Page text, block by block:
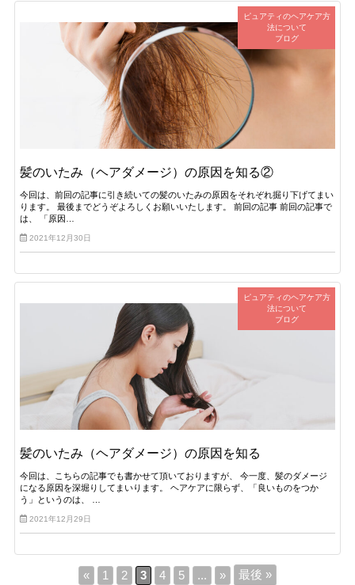
ピュアティのヘアケア方
法について
ブログ
髪のいたみ（ヘアダメージ）の原因を知る②
今回は、前回の記事に引き続いての髪のいたみの原因をそれぞれ掘り下げてまい
ります。 最後までどうぞよろしくお願いいたします。 前回の記事 前回の記事で
は、 「原因…
2021年12月30日
ピュアティのヘアケア方
法について
ブログ
髪のいたみ（ヘアダメージ）の原因を知る
今回は、こちらの記事でも書かせて頂いておりますが、 今一度、髪のダメージ
になる原因を深堀りしてまいります。 ヘアケアに限らず、「良いものをつか
う」というのは、 …
2021年12月29日
« 1 2 3 4 5 ... » 最後 »